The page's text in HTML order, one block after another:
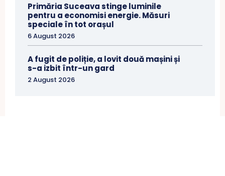
Primăria Suceava stinge luminile
pentru a economisi energie. Măsuri
speciale în tot orașul
6 August 2026
A fugit de poliție, a lovit două mașini și
s-a izbit într-un gard
2 August 2026